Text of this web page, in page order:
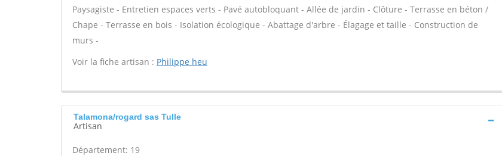
Paysagiste - Entretien espaces verts - Pavé autobloquant - Allée de jardin - Clôture - Terrasse en béton /
Chape - Terrasse en bois - Isolation écologique - Abattage d'arbre - Élagage et taille - Construction de
murs -
Voir la fiche artisan : Philippe heu
Talamona/rogard sas Tulle
Artisan
Département: 19